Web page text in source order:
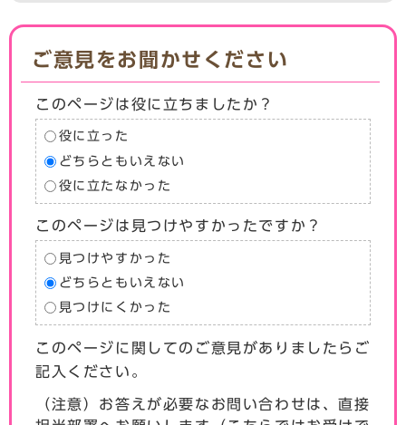
ご意見をお聞かせください
このページは役に立ちましたか？
役に立った
どちらともいえない
役に立たなかった
このページは見つけやすかったですか？
見つけやすかった
どちらともいえない
見つけにくかった
このページに関してのご意見がありましたらご
記入ください。
（注意）お答えが必要なお問い合わせは、直接